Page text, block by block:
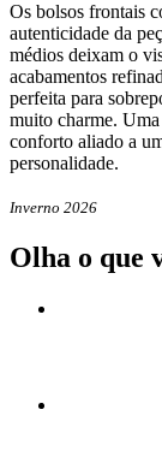
Os bolsos frontais
autenticidade da
médios deixam o
acabamentos
perfeita para
muito charme.
conforto aliado a
personalidade.
Inverno 2026
Olha o que